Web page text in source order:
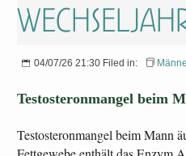
04/07/26 21:30 Filed in:
Testosteronmangel beim
Testosteronmangel beim Mann